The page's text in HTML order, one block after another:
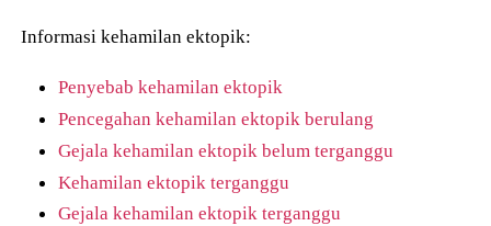
Informasi kehamilan ektopik:
Penyebab kehamilan ektopik
Pencegahan kehamilan ektopik berulang
Gejala kehamilan ektopik belum terganggu
Kehamilan ektopik terganggu
Gejala kehamilan ektopik terganggu